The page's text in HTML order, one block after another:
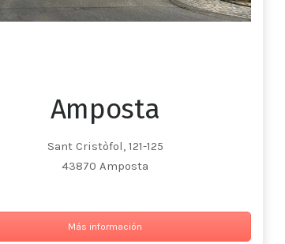
Amposta
Sant Cristòfol, 121-125
43870 Amposta
Más información